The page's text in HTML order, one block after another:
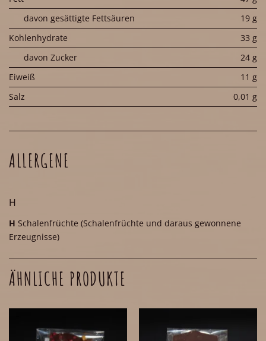
davon gesättigte Fettsäuren
19 g
Kohlenhydrate
33 g
davon Zucker
24 g
Eiweiß
11 g
Salz
0,01 g
ALLERGENE
H
H Schalenfrüchte (Schalenfrüchte und daraus gewonnene
Erzeugnisse)
ÄHNLICHE PRODUKTE